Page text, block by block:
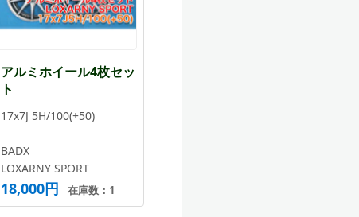
アルミホイール4枚セッ
ト
17x7J 5H/100(+50)
BADX
LOXARNY SPORT
18,000円 在庫数：1